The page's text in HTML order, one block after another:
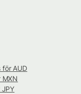
för AUD
MXN